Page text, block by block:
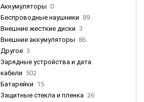
Аккумуляторы 0
Беспроводные наушники 89
Внешние жесткие диски 3
Внешние аккумуляторы 86
Другое 3
Зарядные устройства и дата
кабели 502
Батарейки 15
Защитные стекла и пленка 26